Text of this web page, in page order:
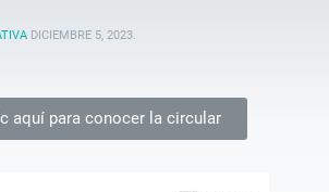
DICIEMBRE 5, 2023.
aquí para conocer la circular